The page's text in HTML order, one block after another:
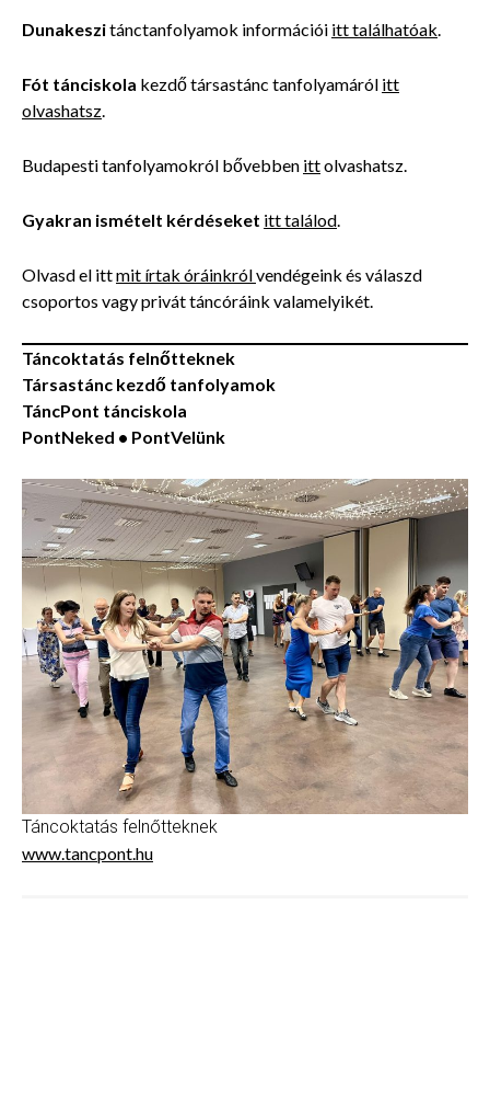
Dunakeszitánctanfolyamok információi itt találhatóak.
Fót tánciskola kezdő társastánc tanfolyamáról itt
olvashatsz.
Budapesti tanfolyamokról bővebben ittolvashatsz.
Gyakran ismételt kérdéseket itt találod.
Olvasd el ittmit írtak óráinkrólvendégeink és válaszd
csoportos vagy privát táncóráink valamelyikét.
Táncoktatás felnőtteknek
Társastánc kezdő tanfolyamok
TáncPont tánciskola
PontNeked • PontVelünk
Táncoktatás felnőtteknek
www.tancpont.hu